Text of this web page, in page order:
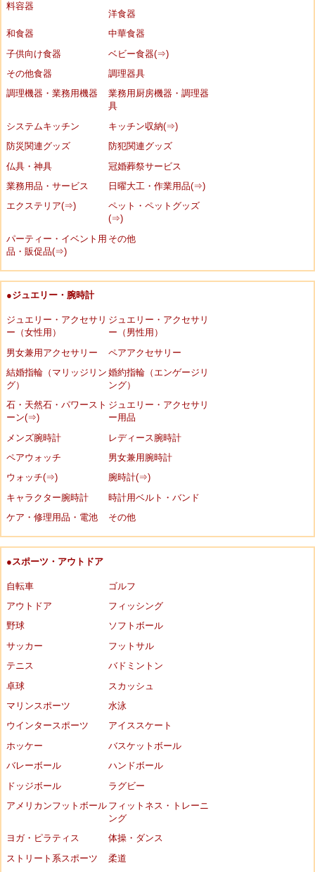
料容器
洋食器
和食器
中華食器
子供向け食器
ベビー食器(⇒)
その他食器
調理器具
調理機器・業務用機器
業務用厨房機器・調理器
具
システムキッチン
キッチン収納(⇒)
防災関連グッズ
防犯関連グッズ
仏具・神具
冠婚葬祭サービス
業務用品・サービス
日曜大工・作業用品(⇒)
エクステリア(⇒)
ペット・ペットグッズ
(⇒)
パーティー・イベント用
品・販促品(⇒)
その他
●ジュエリー・腕時計
ジュエリー・アクセサリ
ー（女性用）
ジュエリー・アクセサリ
ー（男性用）
男女兼用アクセサリー
ペアアクセサリー
結婚指輪（マリッジリン
グ）
婚約指輪（エンゲージリ
ング）
石・天然石・パワースト
ーン(⇒)
ジュエリー・アクセサリ
ー用品
メンズ腕時計
レディース腕時計
ペアウォッチ
男女兼用腕時計
ウォッチ(⇒)
腕時計(⇒)
キャラクター腕時計
時計用ベルト・バンド
ケア・修理用品・電池
その他
●スポーツ・アウトドア
自転車
ゴルフ
アウトドア
フィッシング
野球
ソフトボール
サッカー
フットサル
テニス
バドミントン
卓球
スカッシュ
マリンスポーツ
水泳
ウインタースポーツ
アイススケート
ホッケー
バスケットボール
バレーボール
ハンドボール
ドッジボール
ラグビー
アメリカンフットボール フィットネス・トレーニ
ング
ヨガ・ピラティス
体操・ダンス
ストリート系スポーツ
柔道